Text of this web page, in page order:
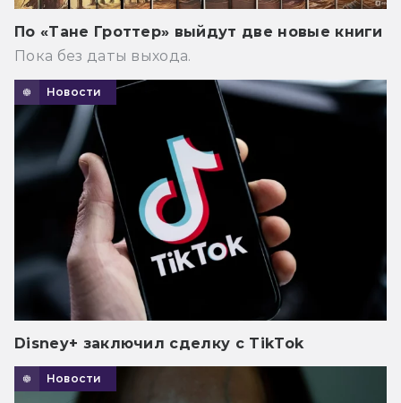
По «Тане Гроттер» выйдут две новые книги
Пока без даты выхода.
Новости
Disney+ заключил сделку с TikTok
Новости